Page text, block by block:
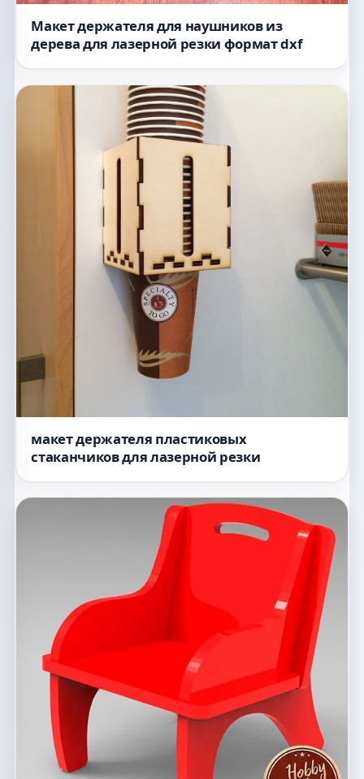
Макет держателя для наушников из
дерева для лазерной резки формат dxf
макет держателя пластиковых
стаканчиков для лазерной резки